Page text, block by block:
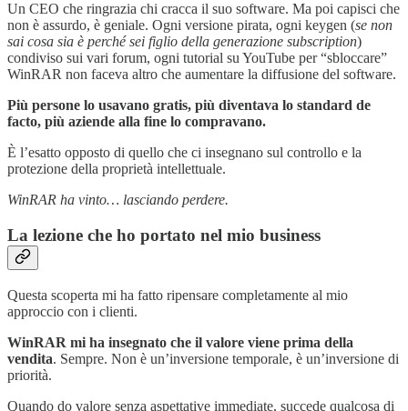
Un CEO che ringrazia chi cracca il suo software. Ma poi capisci che
non è assurdo, è geniale. Ogni versione pirata, ogni keygen (se non
sai cosa sia è perché sei figlio della generazione subscription)
condiviso sui vari forum, ogni tutorial su YouTube per “sbloccare”
WinRAR non faceva altro che aumentare la diffusione del software.
Più persone lo usavano gratis, più diventava lo standard de
facto, più aziende alla fine lo compravano.
È l’esatto opposto di quello che ci insegnano sul controllo e la
protezione della proprietà intellettuale.
WinRAR ha vinto… lasciando perdere.
La lezione che ho portato nel mio business
Questa scoperta mi ha fatto ripensare completamente al mio
approccio con i clienti.
WinRAR mi ha insegnato che il valore viene prima della
vendita. Sempre. Non è un’inversione temporale, è un’inversione di
priorità.
Quando do valore senza aspettative immediate, succede qualcosa di